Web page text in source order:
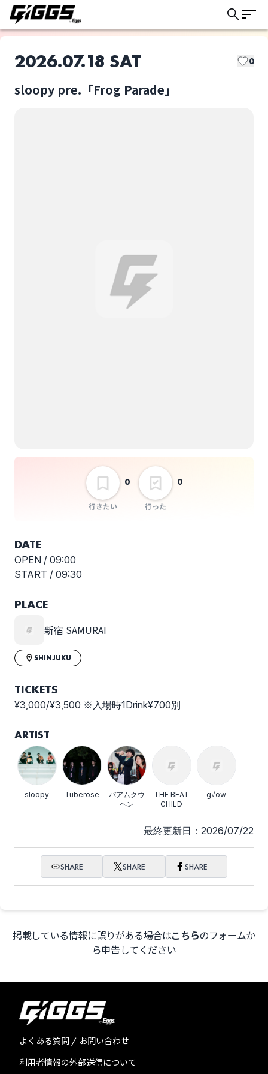
2026.07.18 SAT 0
sloopy pre.「Frog Parade」
行きたい
0
行った
0
sloopy pre.「Frog
DATE
OPEN / 09:00
START / 09:30
PLACE
新宿 SAMURAI
SHINJUKU
TICKETS
¥3,000/¥3,500 ※入場時1Drink¥700別
ARTIST
sloopy Tuberose
バアムクウ
ヘン
THE BEAT
CHILD
g√ow
最終更新日：2026/07/22
SHARE SHARE SHARE
掲載している情報に誤りがある場合はこちらのフォームか
ら申告してください
このライブの取り置きは終了しました
よくある質問 / お問い合わせ
利用者情報の外部送信について